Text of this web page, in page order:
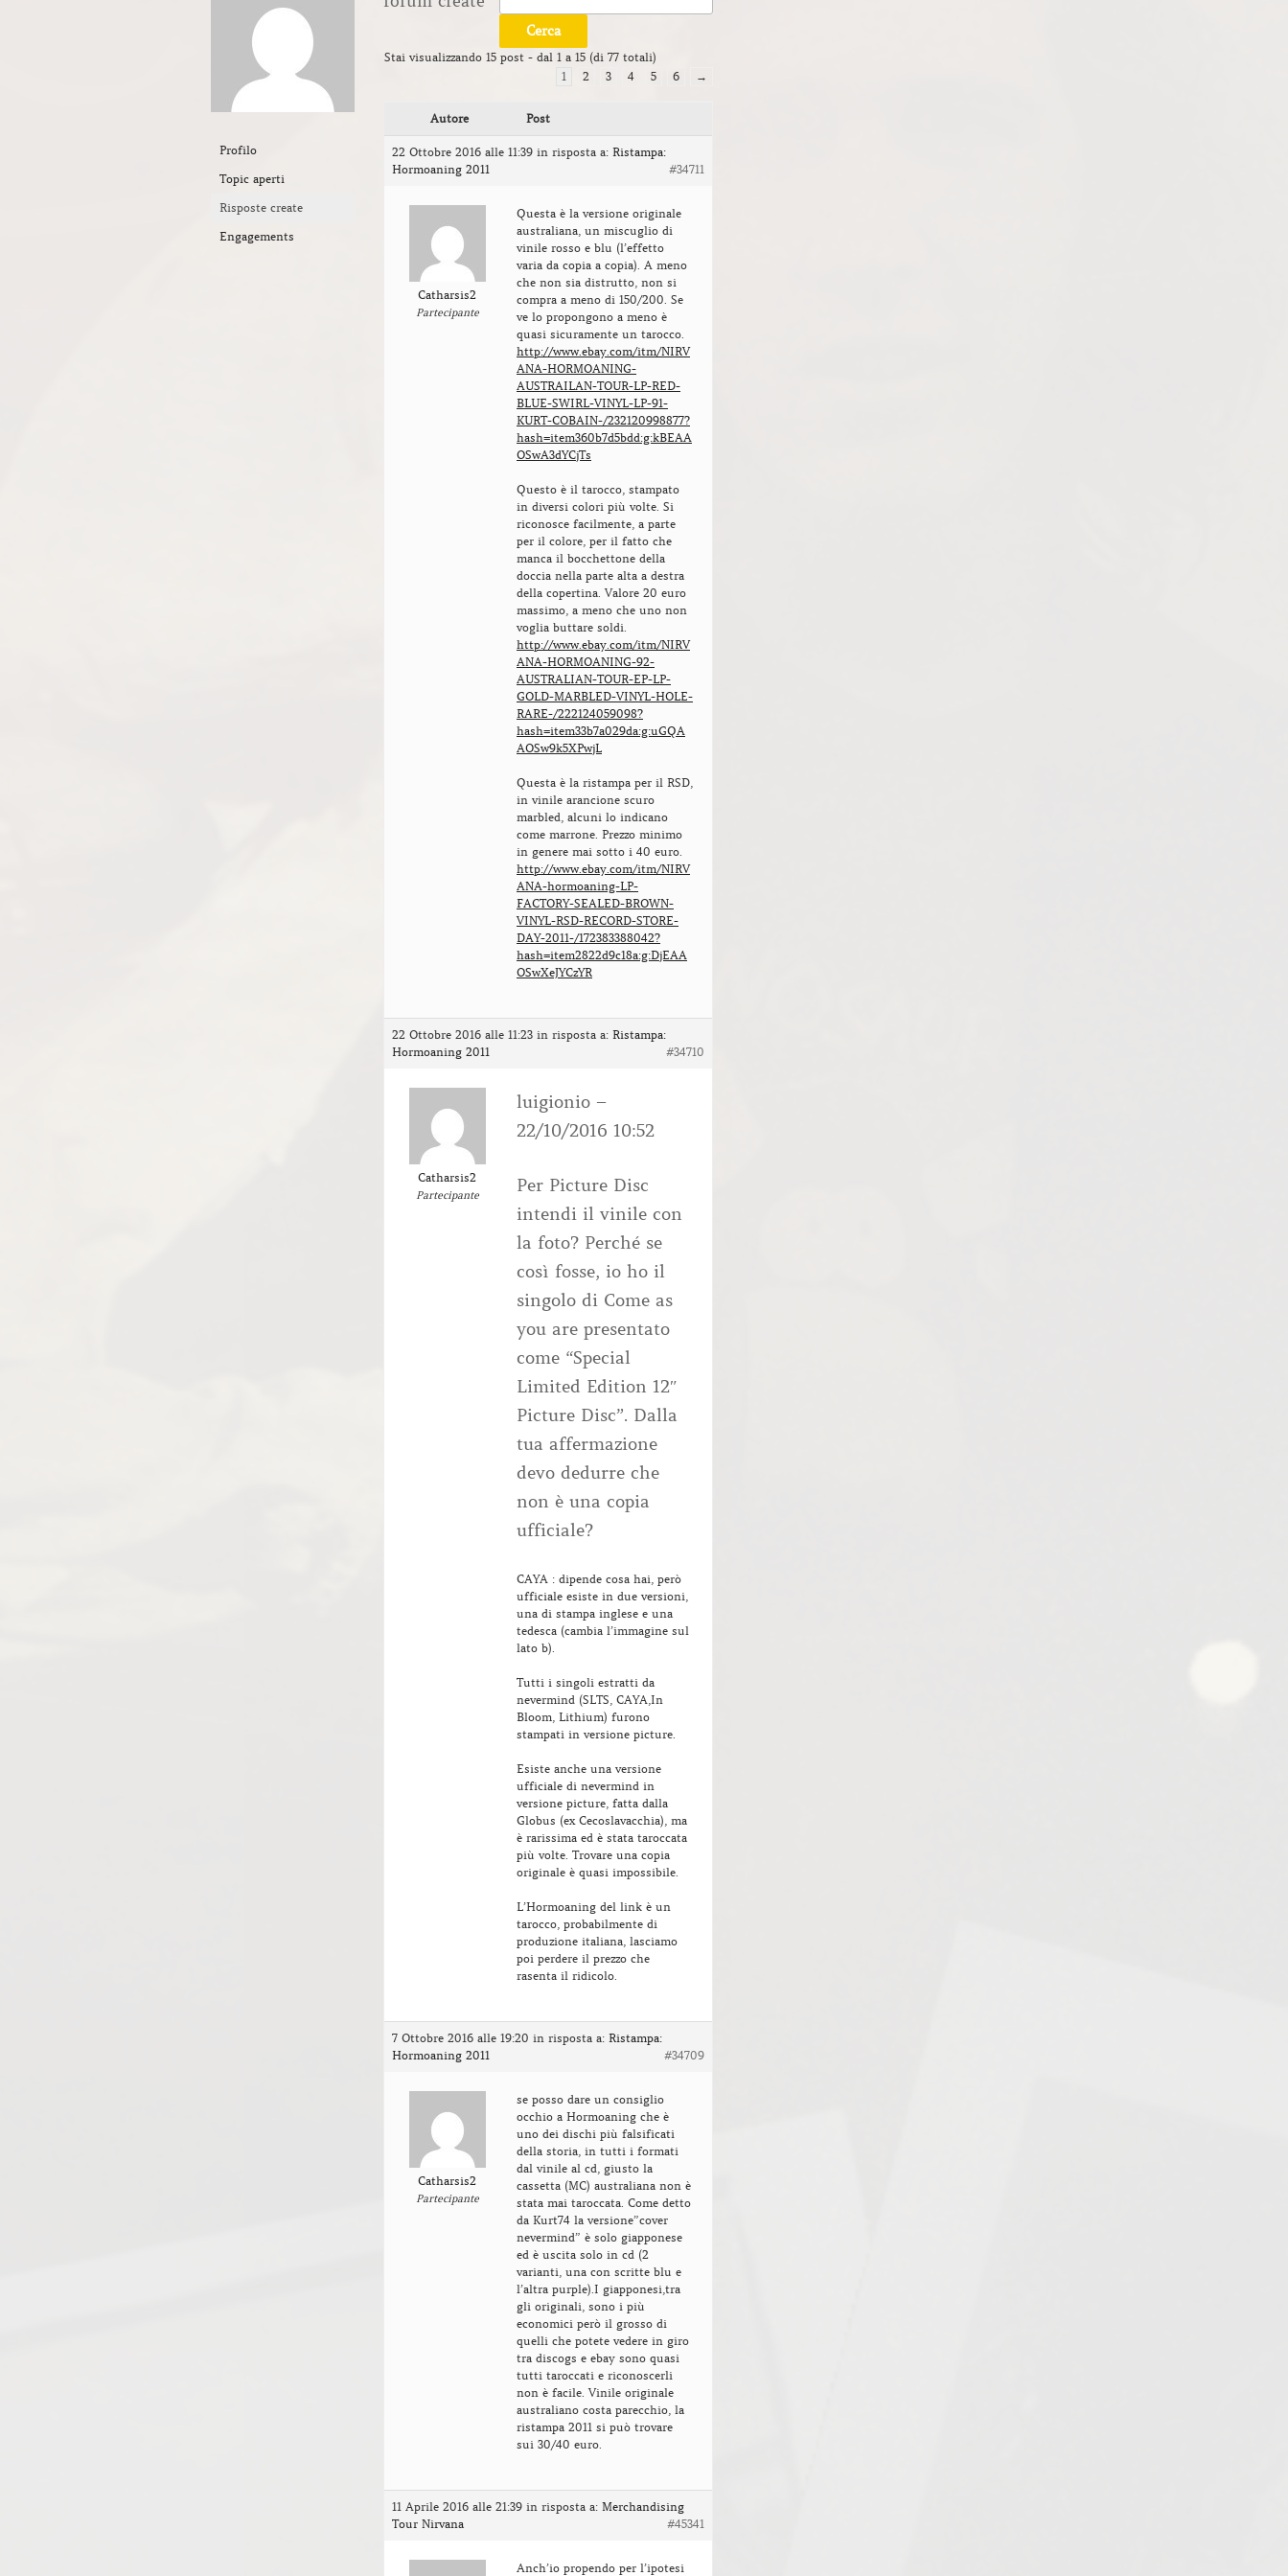
Profilo
Topic aperti
Risposte create
Engagements
Stai visualizzando 15 post - dal 1 a 15 (di 77 totali)
1
2 3 4 5 6 →
Autore Post
22 Ottobre 2016 alle 11:39 in risposta a: Ristampa:
Hormoaning 2011
#34711
Catharsis2
Partecipante
Questa è la versione originale
australiana, un miscuglio di
vinile rosso e blu (l’effetto
varia da copia a copia). A meno
che non sia distrutto, non si
compra a meno di 150/200. Se
ve lo propongono a meno è
quasi sicuramente un tarocco.
http://www.ebay.com/itm/NIRV
ANA-HORMOANING-
AUSTRAILAN-TOUR-LP-RED-
BLUE-SWIRL-VINYL-LP-91-
KURT-COBAIN-/232120998877?
hash=item360b7d5bdd:g:kBEAA
OSwA3dYCjTs
Questo è il tarocco, stampato
in diversi colori più volte. Si
riconosce facilmente, a parte
per il colore, per il fatto che
manca il bocchettone della
doccia nella parte alta a destra
della copertina. Valore 20 euro
massimo, a meno che uno non
voglia buttare soldi.
http://www.ebay.com/itm/NIRV
ANA-HORMOANING-92-
AUSTRALIAN-TOUR-EP-LP-
GOLD-MARBLED-VINYL-HOLE-
RARE-/222124059098?
hash=item33b7a029da:g:uGQA
AOSw9k5XPwjL
Questa è la ristampa per il RSD,
in vinile arancione scuro
marbled, alcuni lo indicano
come marrone. Prezzo minimo
in genere mai sotto i 40 euro.
http://www.ebay.com/itm/NIRV
ANA-hormoaning-LP-
FACTORY-SEALED-BROWN-
VINYL-RSD-RECORD-STORE-
DAY-2011-/172383388042?
hash=item2822d9c18a:g:DjEAA
OSwXeJYCzYR
22 Ottobre 2016 alle 11:23 in risposta a: Ristampa:
Hormoaning 2011
#34710
Catharsis2
Partecipante
luigionio –
22/10/2016 10:52
Per Picture Disc
intendi il vinile con
la foto? Perché se
così fosse, io ho il
singolo di Come as
you are presentato
come “Special
Limited Edition 12″
Picture Disc”. Dalla
tua affermazione
devo dedurre che
non è una copia
ufficiale?
CAYA : dipende cosa hai, però
ufficiale esiste in due versioni,
una di stampa inglese e una
tedesca (cambia l’immagine sul
lato b).
Tutti i singoli estratti da
nevermind (SLTS, CAYA,In
Bloom, Lithium) furono
stampati in versione picture.
Esiste anche una versione
ufficiale di nevermind in
versione picture, fatta dalla
Globus (ex Cecoslavacchia), ma
è rarissima ed è stata taroccata
più volte. Trovare una copia
originale è quasi impossibile.
L’Hormoaning del link è un
tarocco, probabilmente di
produzione italiana, lasciamo
poi perdere il prezzo che
rasenta il ridicolo.
7 Ottobre 2016 alle 19:20 in risposta a: Ristampa:
Hormoaning 2011
#34709
Catharsis2
Partecipante
se posso dare un consiglio
occhio a Hormoaning che è
uno dei dischi più falsificati
della storia, in tutti i formati
dal vinile al cd, giusto la
cassetta (MC) australiana non è
stata mai taroccata. Come detto
da Kurt74 la versione”cover
nevermind” è solo giapponese
ed è uscita solo in cd (2
varianti, una con scritte blu e
l’altra purple).I giapponesi,tra
gli originali, sono i più
economici però il grosso di
quelli che potete vedere in giro
tra discogs e ebay sono quasi
tutti taroccati e riconoscerli
non è facile. Vinile originale
australiano costa parecchio, la
ristampa 2011 si può trovare
sui 30/40 euro.
11 Aprile 2016 alle 21:39 in risposta a: Merchandising
Tour Nirvana
#45341
Anch’io propendo per l’ipotesi